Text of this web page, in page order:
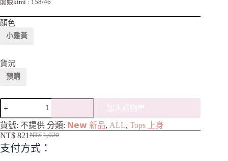
闆娘kimi : 158/46
顏色
小雞黃
貨況
預購
加入購物車
A
l
e
貨號: 不提供 分類: 𝗡𝗲𝘄 新品, ALL, Tops 上身
NT$ 1,020
NT$ 821
支付方式：